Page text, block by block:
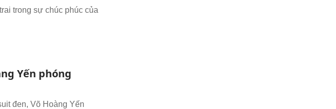
trong sự chúc phúc của
Yến phóng
đen, Võ Hoàng Yến